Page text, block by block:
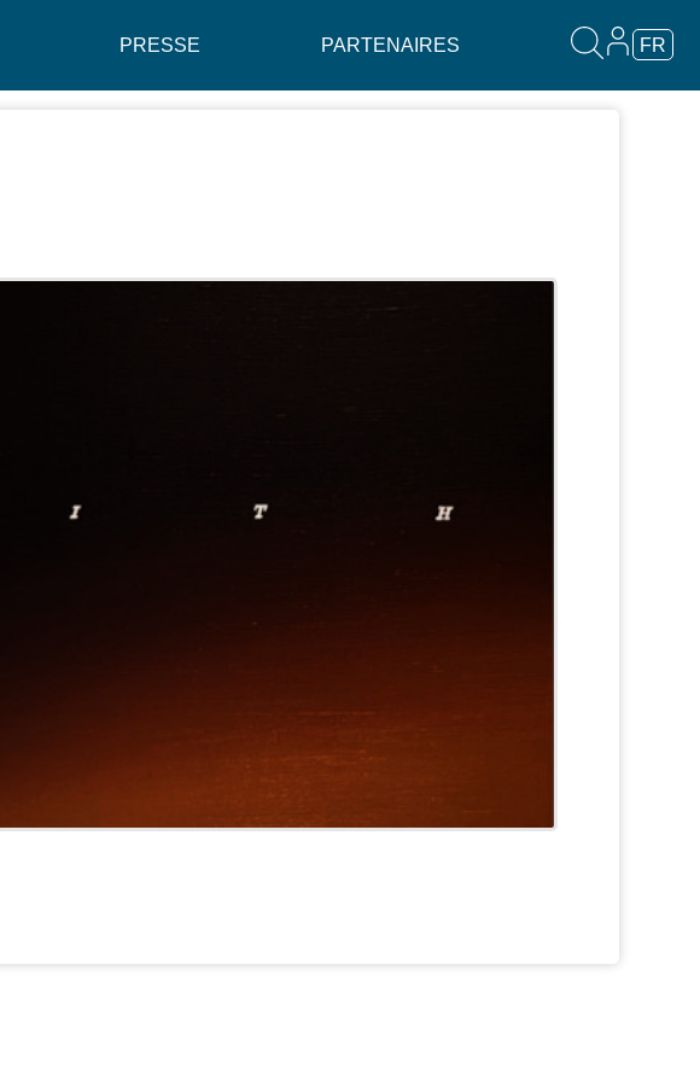
PRESSE PARTENAIRES FR